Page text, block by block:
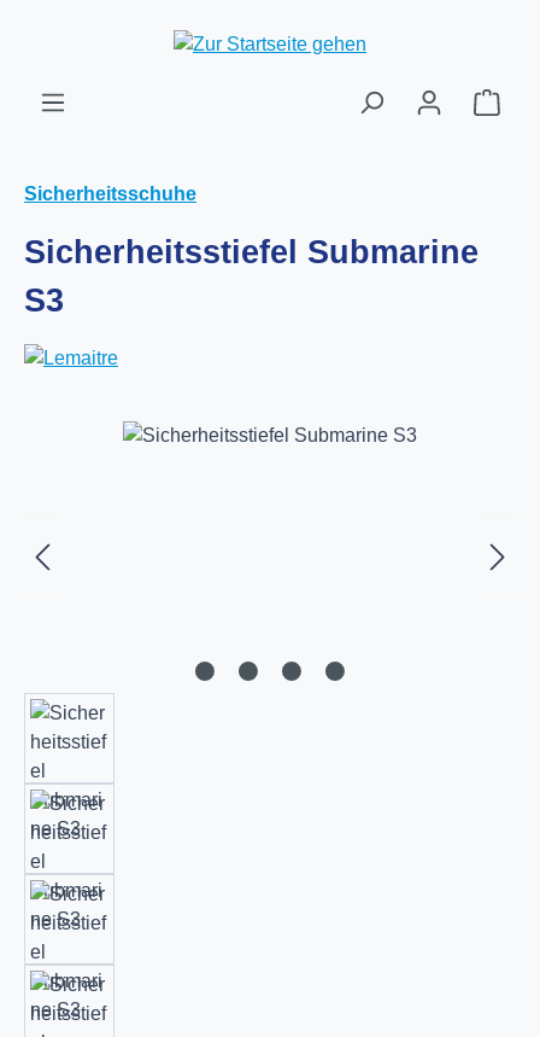
Zum Hauptinhalt springen
Sicherheitsschuhe
Sicherheitsstiefel Submarine
S3
Bildergalerie überspringen